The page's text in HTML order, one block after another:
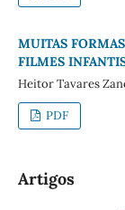
MUITAS
FILMES
Heitor Tavares
PDF
Artigos